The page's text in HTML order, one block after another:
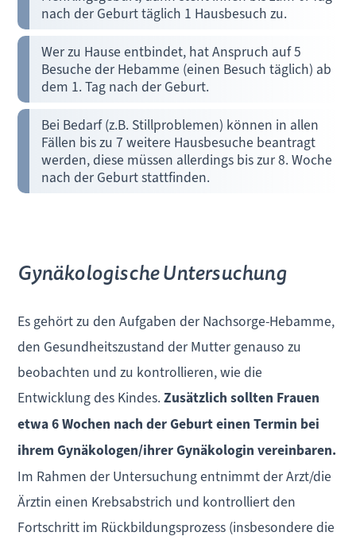
nach der Geburt täglich 1 Hausbesuch zu.
Wer zu Hause entbindet, hat Anspruch auf 5
Besuche der Hebamme (einen Besuch täglich) ab
dem 1. Tag nach der Geburt.
Bei Bedarf (z.B. Stillproblemen) können in allen
Fällen bis zu 7 weitere Hausbesuche beantragt
werden, diese müssen allerdings bis zur 8. Woche
nach der Geburt stattfinden.
Gynäkologische Untersuchung
Es gehört zu den Aufgaben der Nachsorge-Hebamme,
den Gesundheitszustand der Mutter genauso zu
beobachten und zu kontrollieren, wie die
Entwicklung des Kindes.Zusätzlich sollten Frauen
etwa 6 Wochen nach der Geburt einen Termin bei
ihrem Gynäkologen/ihrer Gynäkologin vereinbaren.
Im Rahmen der Untersuchung entnimmt der Arzt/die
Ärztin einen Krebsabstrich und kontrolliert den
Fortschritt im Rückbildungsprozess (insbesondere die